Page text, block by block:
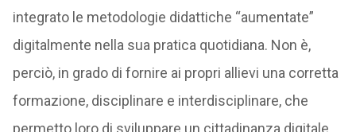
integrato le metodologie didattiche “aumentate”
digitalmente nella sua pratica quotidiana. Non è,
perciò, in grado di fornire ai propri allievi una corretta
formazione, disciplinare e interdisciplinare, che
permetto loro di sviluppare un cittadinanza digitale